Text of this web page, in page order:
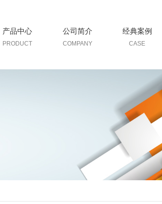
产品中心
PRODUCT
公司简介
COMPANY
经典案例
CASE